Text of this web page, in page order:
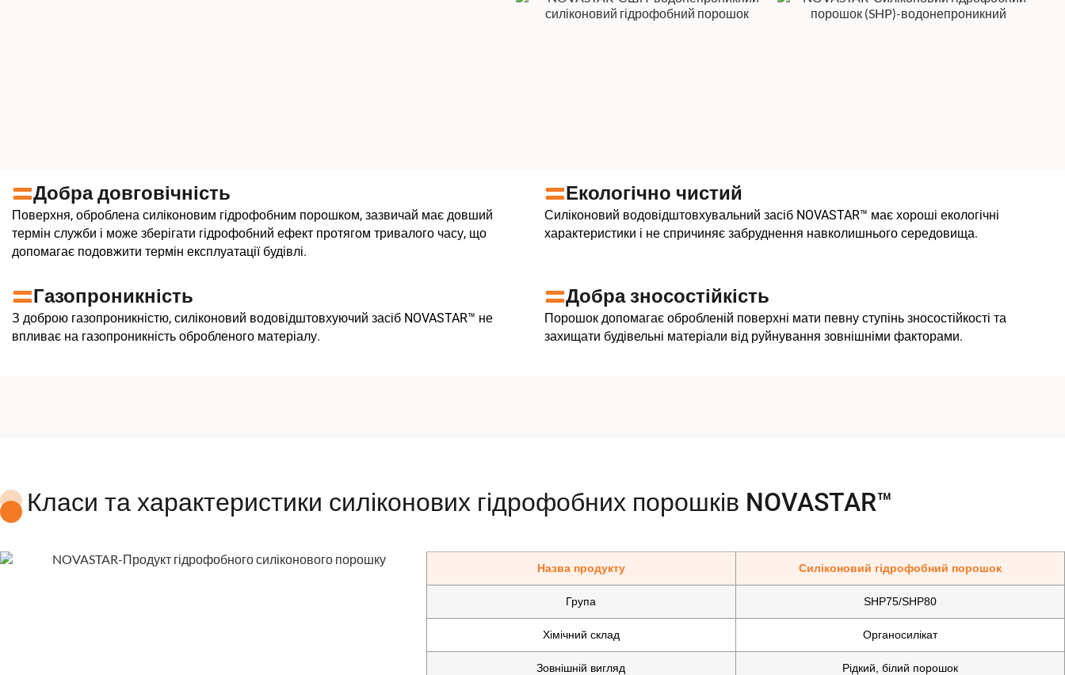
Добра довговічність
Поверхня, оброблена силіконовим гідрофобним порошком, зазвичай має довший
термін служби і може зберігати гідрофобний ефект протягом тривалого часу, що
допомагає подовжити термін експлуатації будівлі.
Екологічно чистий
Силіконовий водовідштовхувальний засіб NOVASTAR™ має хороші екологічні
характеристики і не спричиняє забруднення навколишнього середовища.
Газопроникність
З доброю газопроникністю, силіконовий водовідштовхуючий засіб NOVASTAR™ не
впливає на газопроникність обробленого матеріалу.
Добра зносостійкість
Порошок допомагає обробленій поверхні мати певну ступінь зносостійкості та
захищати будівельні матеріали від руйнування зовнішніми факторами.
Класи та характеристики силіконових гідрофобних порошків NOVASTAR™
Назва продукту Силіконовий гідрофобний порошок
Група SHP75/SHP80
Хімічний склад Органосилікат
Зовнішній вигляд Рідкий, білий порошок